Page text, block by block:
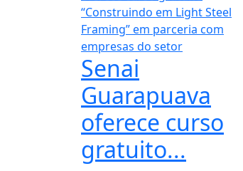
Senai
Guarapuava
oferece curso
gratuito...